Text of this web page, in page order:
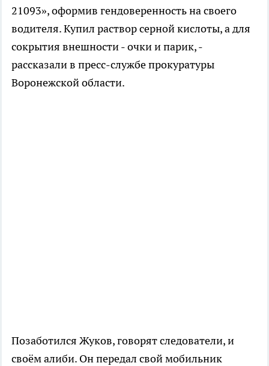
21093», оформив гендоверенность на своего
водителя. Купил раствор серной кислоты, а для
сокрытия внешности - очки и парик, -
рассказали в пресс-службе прокуратуры
Воронежской области.
Позаботился Жуков, говорят следователи, и
своём алиби. Он передал свой мобильник